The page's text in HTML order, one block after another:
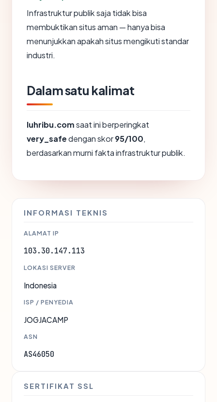
Infrastruktur publik saja tidak bisa
membuktikan situs aman — hanya bisa
menunjukkan apakah situs mengikuti standar
industri.
Dalam satu kalimat
luhribu.comsaat ini berperingkat
very_safedengan skor95/100,
berdasarkan murni fakta infrastruktur publik.
INFORMASI TEKNIS
ALAMAT IP
103.30.147.113
LOKASI SERVER
Indonesia
ISP / PENYEDIA
JOGJACAMP
ASN
AS46050
SERTIFIKAT SSL